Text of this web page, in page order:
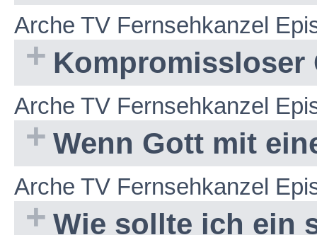
Arche TV Fernsehkanzel
Kompromissloser
Arche TV Fernsehkanzel
Wenn Gott mit
Arche TV Fernsehkanzel
Wie sollte ich ein